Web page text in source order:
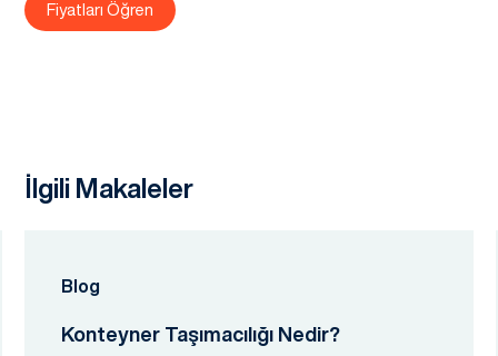
Fiyatları Öğren
İlgili Makaleler
Blog
Konteyner Taşımacılığı Nedir?